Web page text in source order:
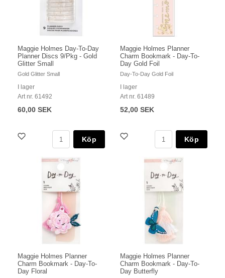
Maggie Holmes Day-To-Day
Planner Discs 9/Pkg - Gold
Glitter Small
Gold Glitter Small
I lager
Art nr. 61492
60,00 SEK
Köp
Maggie Holmes Planner
Charm Bookmark - Day-To-
Day Gold Foil
Day-To-Day Gold Foil
I lager
Art nr. 61489
52,00 SEK
Köp
Maggie Holmes Planner
Charm Bookmark - Day-To-
Day Floral
Maggie Holmes Planner
Charm Bookmark - Day-To-
Day Butterfly